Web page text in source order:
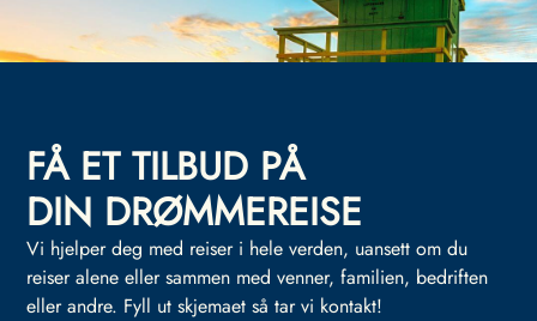
FÅ ET TILBUD PÅ
DIN DRØMMEREISE
Vi hjelper deg med reiser i hele verden, uansett om du
reiser alene eller sammen med venner, familien, bedriften
eller andre. Fyll ut skjemaet så tar vi kontakt!